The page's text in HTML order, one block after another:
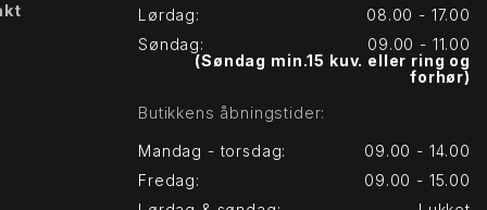
Lørdag:
08.00 - 17.00
Søndag:
09.00 - 11.00
(Søndag min.15 kuv. eller ring og
forhør)
Butikkens åbningstider:
Mandag - torsdag:
09.00 - 14.00
Fredag:
09.00 - 15.00